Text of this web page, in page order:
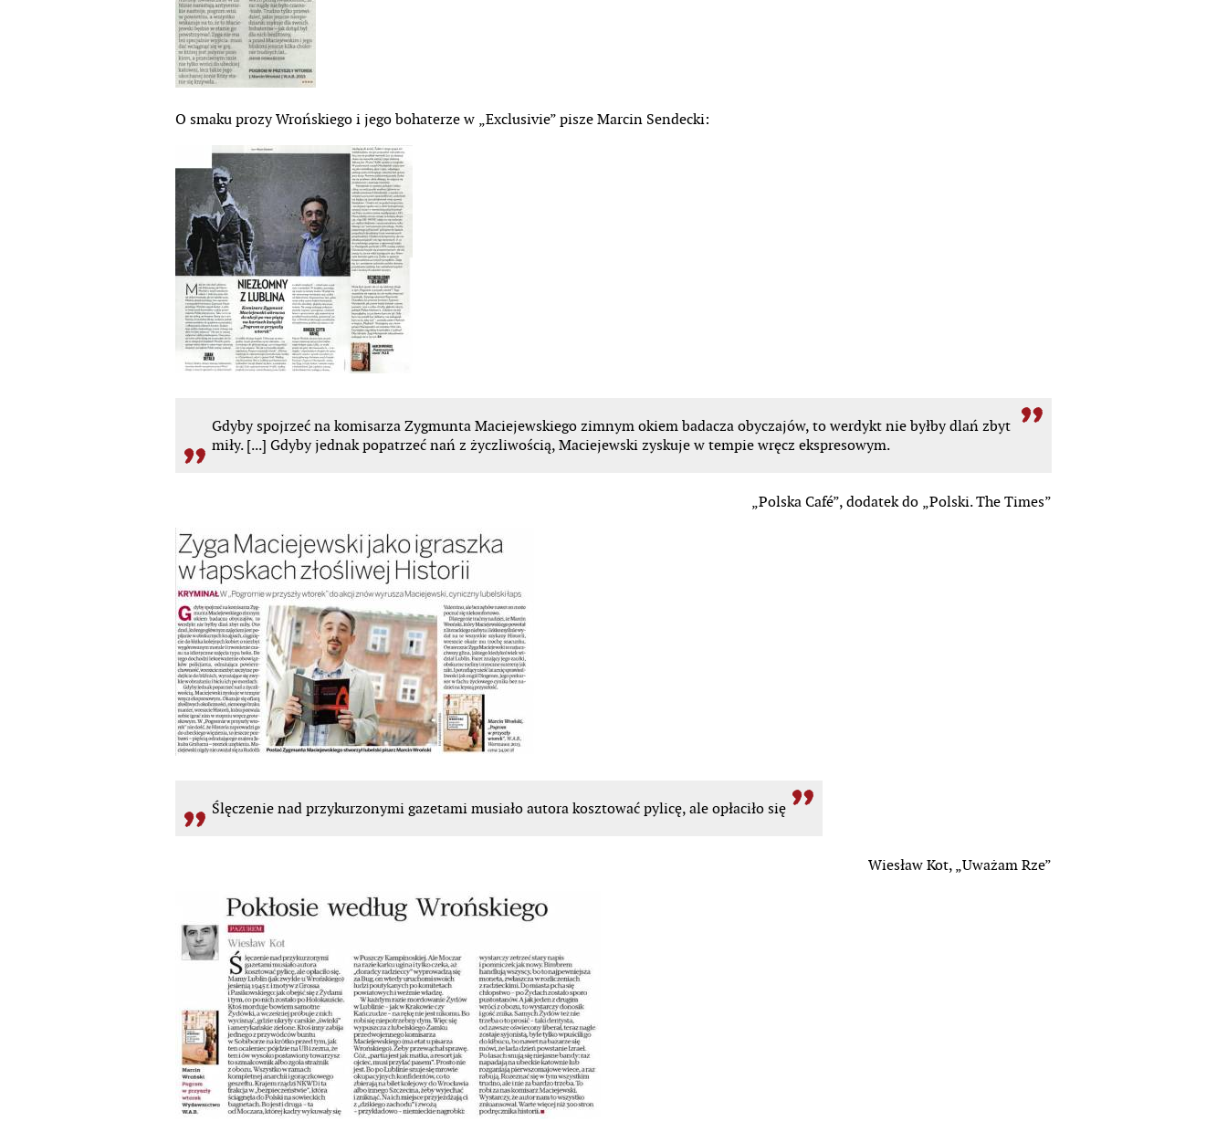
O smaku prozy Wrońskiego i jego bohaterze w „Exclusivie” pisze Marcin Sendecki:
Gdybyspojrzeć na komisarza Zygmunta Maciejewskiego zimnym okiem badacza obyczajów, to werdykt nie byłby dlań zbyt
miły. [...] Gdyby jednak popatrzeć nań z życzliwością, Maciejewski zyskuje w tempie wręcz ekspresowym.
„Polska Café”, dodatek do „Polski. The Times”
Ślęczenie nad przykurzonymi gazetami musiało autora kosztować pylicę, ale opłaciło się
Wiesław Kot, „Uważam Rze”